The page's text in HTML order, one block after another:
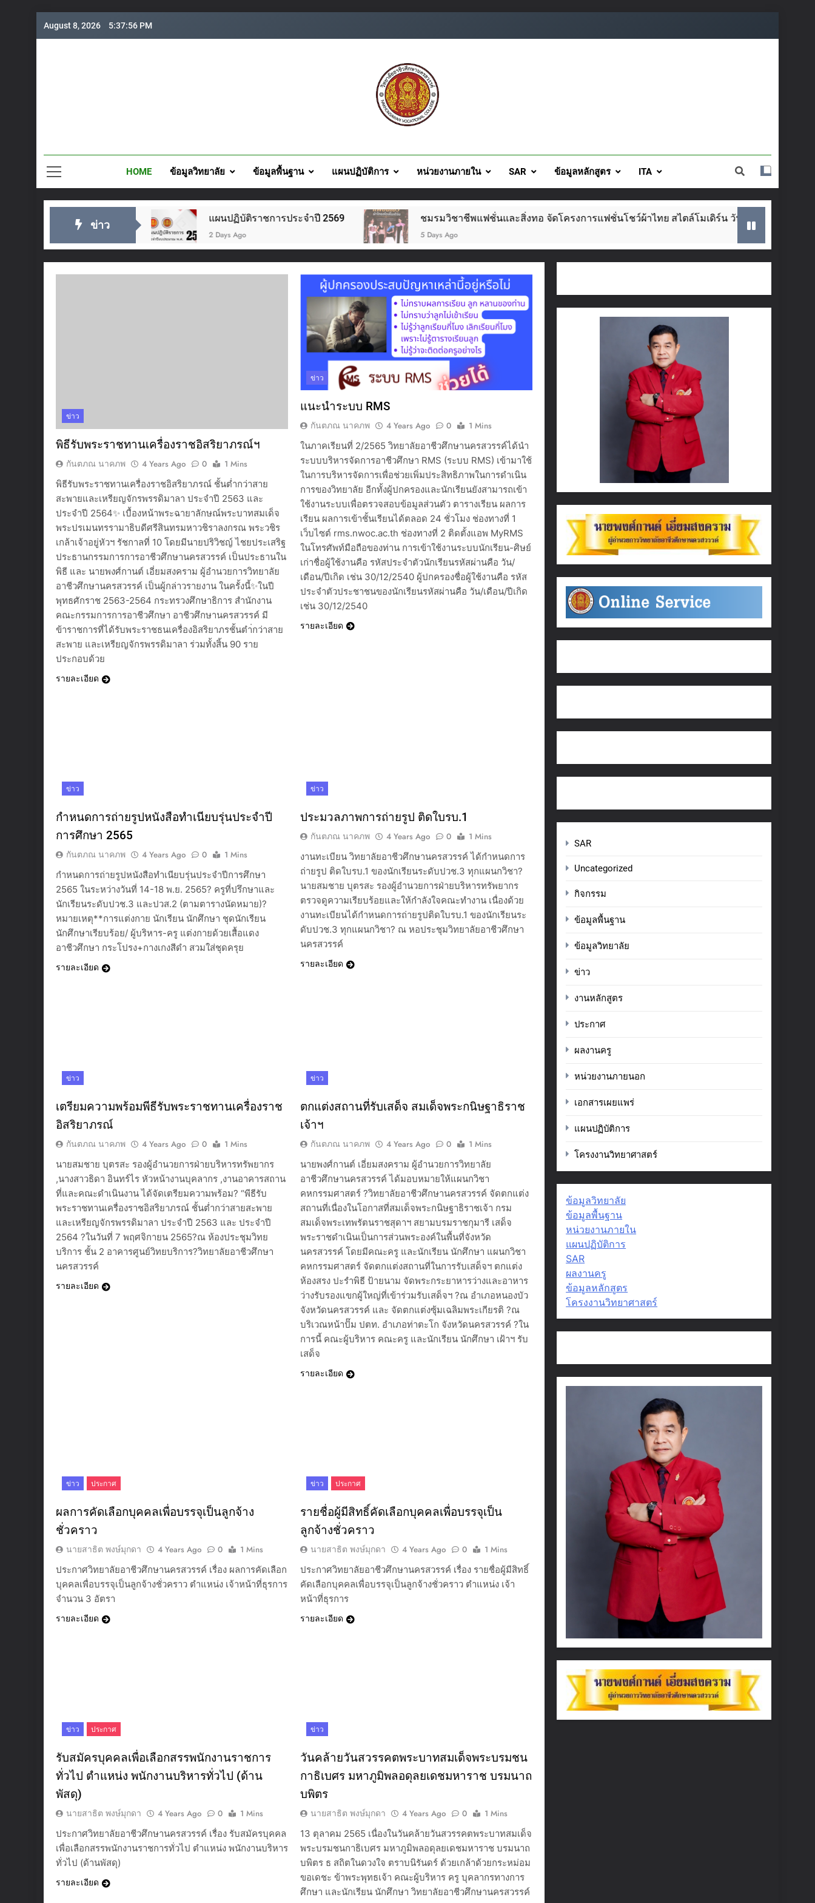
August 8, 2026 5:37:57 PM
HOME ข้อมูลวิทยาลัย ข้อมูลพื้นฐาน แผนปฏิบัติการ หน่วยงานภายใน SAR ข้อมูลหลักสูตร ITA
ข่าว แผนปฏิบัติราชการประจำปี 2569
2 Days Ago
ชมรมวิชาชีพแฟชั่นและสิ่งทอ จัดโครงการแฟชั่นโชว์ผ้าไทย สไตล์โมเดิร์น วันที่ ๕ ส.ค. นี้
5 Days Ago
ข่าว
พิธีรับพระราชทานเครื่องราชอิสริยาภรณ์ฯ
กันตภณ นาคภพ 4 Years Ago 0
1 Mins
พิธีรับพระราชทานเครื่องราชอิสริยาภรณ์ ชั้นต่ำกว่าสาย
สะพายและเหรียญจักรพรรดิมาลา ประจำปี 2563 และ
ประจำปี 2564✨ เบื้องหน้าพระฉายาลักษณ์พระบาทสมเด็จ
พระปรเมนทรรามาธิบดีศรีสินทรมหาวชิราลงกรณ พระวชิร
เกล้าเจ้าอยู่หัวฯ รัชกาลที่ 10 โดยมีนายปริวิชญ์ ไชยประเสริฐ
ประธานกรรมการการอาชีวศึกษานครสวรรค์ เป็นประธานใน
พิธี และ นายพงศ์กานต์ เอี่ยมสงคราม ผู้อำนวยการวิทยาลัย
อาชีวศึกษานครสวรรค์ เป็นผู้กล่าวรายงาน ในครั้งนี้✨ในปี
พุทธศักราช 2563-2564 กระทรวงศึกษาธิการ สำนักงาน
คณะกรรมการการอาชีวศึกษา อาชีวศึกษานครสวรรค์ มี
ข้าราชการที่ได้รับพระราชธนเครื่องอิสริยาภรชั้นตำ่กว่าสาย
สะพาย และเหรียญจักรพรรดิมาลา ร่วมทั้งสิ้น 90 ราย
ประกอบด้วย
รายละเอียด
ข่าว
แนะนำระบบ RMS
กันตภณ นาคภพ 4 Years Ago 0
1 Mins
ในภาคเรียนที่ 2/2565 วิทยาลัยอาชีวศึกษานครสวรรค์ได้นำ
ระบบบริหารจัดการอาชีวศึกษา RMS (ระบบ RMS) เข้ามาใช้
ในการบริหารจัดการเพื่อช่วยเพิ่มประสิทธิภาพในการดำเนิน
การของวิทยาลัย อีกทั้งผู้ปกครองและนักเรียนยังสามารถเข้า
ใช้งานระบบเพื่อตรวจสอบข้อมูลส่วนตัว ตารางเรียน ผลการ
เรียน ผลการเข้าชั้นเรียนได้ตลอด 24 ชั่วโมง ช่องทางที่ 1
เว็บไซต์ rms.nwoc.ac.th ช่องทางที่ 2 ติดตั้งแอพ MyRMS
ในโทรศัพท์มือถือของท่าน การเข้าใช้งานระบบนักเรียน-ศิษย์
เก่าชื่อผู้ใช้งานคือ รหัสประจำตัวนักเรียนรหัสผ่านคือ วัน/
เดือน/ปีเกิด เช่น 30/12/2540 ผู้ปกครองชื่อผู้ใช้งานคือ รหัส
ประจำตัวประชาชนของนักเรียนรหัสผ่านคือ วัน/เดือน/ปีเกิด
เช่น 30/12/2540
รายละเอียด
ข่าว
กำหนดการถ่ายรูปหนังสือทำเนียบรุ่นประจำปี
การศึกษา 2565
กันตภณ นาคภพ 4 Years Ago 0
1 Mins
กำหนดการถ่ายรูปหนังสือทำเนียบรุ่นประจำปีการศึกษา
2565 ในระหว่างวันที่ 14-18 พ.ย. 2565? ครูที่ปรึกษาและ
นักเรียนระดับปวช.3 และปวส.2 (ตามตารางนัดหมาย)?
หมายเหตุ**การแต่งกาย นักเรียน นักศึกษา ชุดนักเรียน
นักศึกษาเรียบร้อย/ ผู้บริหาร-ครู แต่งกายด้วยเสื้อแดง
อาชีวศึกษา กระโปรง+กางเกงสีดำ สวมใส่ชุดครุย
รายละเอียด
ข่าว
ประมวลภาพการถ่ายรูป ติดใบรบ.1
กันตภณ นาคภพ 4 Years Ago 0
1 Mins
งานทะเบียน วิทยาลัยอาชีวศึกษานครสวรรค์ ได้กำหนดการ
ถ่ายรูป ติดใบรบ.1 ของนักเรียนระดับปวช.3 ทุกแผนกวิชา?
นายสมชาย บุตรสะ รองผู้อำนวยการฝ่ายบริหารทรัพยากร
ตรวจดูความเรียบร้อยและให้กำลังใจคณะทำงาน เนื่องด้วย
งานทะเบียนได้กำหนดการถ่ายรูปติดใบรบ.1 ของนักเรียนระ
ดับปวช.3 ทุกแผนกวิชา? ณ หอประชุมวิทยาลัยอาชีวศึกษา
นครสวรรค์
รายละเอียด
ข่าว
เตรียมความพร้อมพีธีรับพระราชทานเครื่องราช
อิสริยาภรณ์
กันตภณ นาคภพ 4 Years Ago 0
1 Mins
นายสมชาย บุตรสะ รองผู้อำนวยการฝ่ายบริหารทรัพยากร
,นางสาวธิดา อินทร์ไร หัวหน้างานบุคลากร ,งานอาคารสถาน
ที่และคณะดำเนินงาน ได้จัดเตรียมความพร้อม?️ “พีธีรับ
พระราชทานเครื่องราชอิสริยาภรณ์ ชั้นต่ำกว่าสายสะพาย
และเหรียญจักรพรรดิมาลา ประจำปี 2563 และ ประจำปี
2564 ?ในวันที่ 7 พฤศจิกายน 2565?ณ ห้องประชุมวิทย
บริการ ชั้น 2 อาคารศูนย์วิทยบริการ?วิทยาลัยอาชีวศึกษา
นครสวรรค์
รายละเอียด
ข่าว
ตกแต่งสถานที่รับเสด็จ สมเด็จพระกนิษฐาธิราช
เจ้าฯ
กันตภณ นาคภพ 4 Years Ago 0
1 Mins
นายพงศ์กานต์ เอี่ยมสงคราม ผู้อำนวยการวิทยาลัย
อาชีวศึกษานครสวรรค์ ได้มอบหมายให้แผนกวิชา
คหกรรมศาสตร์ ?วิทยาลัยอาชีวศึกษานครสวรรค์ จัดตกแต่ง
สถานที่เนื่องในโอกาสที่สมเด็จพระกนิษฐาธิราชเจ้า กรม
สมเด็จพระเทพรัตนราชสุดาฯ สยามบรมราชกุมารี เสด็จ
พระราชดำเนินเป็นการส่วนพระองค์ในพื้นที่จังหวัด
นครสวรรค์ โดยมีคณะครู และนักเรียน นักศึกษา แผนกวิชา
คหกรรมศาสตร์ จัดตกแต่งสถานที่ในการรับเสด็จฯ ตกแต่ง
ห้องสรง ปะรำพิธี ป้ายนาม จัดพระกระยาหารว่างและอาหาร
ว่างรับรองแขกผู้ใหญ่ที่เข้าร่วมรับเสด็จฯ ?ณ อำเภอหนองบัว
จังหวัดนครสวรรค์ และ จัดตกแต่งซุ้มเฉลิมพระเกียรติ ?ณ
บริเวณหน้าปั๊ม ปตท. อำเภอท่าตะโก จังหวัดนครสวรรค์ ?️ใน
การนี้ คณะผู้บริหาร คณะครู และนักเรียน นักศึกษา เฝ้าฯ รับ
เสด็จ
รายละเอียด
ข่าว ประกาศ
ผลการคัดเลือกบุคคลเพื่อบรรจุเป็นลูกจ้าง
ชั่วคราว
นายสาธิต พงษ์มุกดา 4 Years Ago 0
1 Mins
ประกาศวิทยาลัยอาชีวศึกษานครสวรรค์ เรื่อง ผลการคัดเลือก
บุคคลเพื่อบรรจุเป็นลูกจ้างชั่วคราว ตำแหน่ง เจ้าหน้าที่ธุรการ
จำนวน 3 อัตรา
รายละเอียด
ข่าว ประกาศ
รายชื่อผู้มีสิทธิ์คัดเลือกบุคคลเพื่อบรรจุเป็น
ลูกจ้างชั่วคราว
นายสาธิต พงษ์มุกดา 4 Years Ago 0
1 Mins
ประกาศวิทยาลัยอาชีวศึกษานครสวรรค์ เรื่อง รายชื่อผู้มีสิทธิ์
คัดเลือกบุคคลเพื่อบรรจุเป็นลูกจ้างชั่วคราว ตำแหน่ง เจ้า
หน้าที่ธุรการ
รายละเอียด
ข่าว ประกาศ
รับสมัครบุคคลเพื่อเลือกสรรพนักงานราชการ
ทั่วไป ตำแหน่ง พนักงานบริหารทั่วไป (ด้าน
พัสดุ)
นายสาธิต พงษ์มุกดา 4 Years Ago 0
1 Mins
ประกาศวิทยาลัยอาชีวศึกษานครสวรรค์ เรื่อง รับสมัครบุคคล
เพื่อเลือกสรรพนักงานราชการทั่วไป ตำแหน่ง พนักงานบริหาร
ทั่วไป (ด้านพัสดุ)
รายละเอียด
ข่าว
วันคล้ายวันสวรรคตพระบาทสมเด็จพระบรมชน
กาธิเบศร มหาภูมิพลอดุลยเดชมหาราช บรมนาถ
บพิตร
นายสาธิต พงษ์มุกดา 4 Years Ago 0
1 Mins
13 ตุลาคม 2565 เนื่องในวันคล้ายวันสวรรคตพระบาทสมเด็จ
พระบรมชนกาธิเบศร มหาภูมิพลอดุลยเดชมหาราช บรมนาถ
บพิตร ธ สถิตในดวงใจ ตราบนิรันดร์ ด้วยเกล้าด้วยกระหม่อม
ขอเดชะ ข้าพระพุทธเจ้า คณะผู้บริหาร ครู บุคลากรทางการ
ศึกษา และนักเรียน นักศึกษา วิทยาลัยอาชีวศึกษานครสวรรค์
SAR
Uncategorized
กิจกรรม
ข้อมูลพื้นฐาน
ข้อมูลวิทยาลัย
ข่าว
งานหลักสูตร
ประกาศ
ผลงานครู
หน่วยงานภายนอก
เอกสารเผยแพร่
แผนปฏิบัติการ
โครงงานวิทยาศาสตร์
ข้อมูลวิทยาลัย
ข้อมูลพื้นฐาน
หน่วยงานภายใน
แผนปฏิบัติการ
SAR
ผลงานครู
ข้อมูลหลักสูตร
โครงงานวิทยาศาสตร์